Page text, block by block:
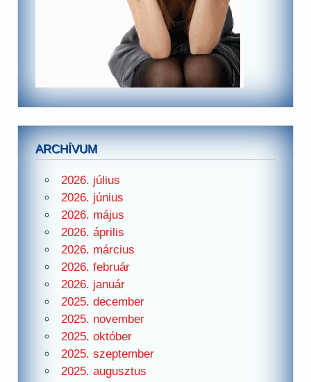
ARCHÍVUM
2026. július
2026. június
2026. május
2026. április
2026. március
2026. február
2026. január
2025. december
2025. november
2025. október
2025. szeptember
2025. augusztus